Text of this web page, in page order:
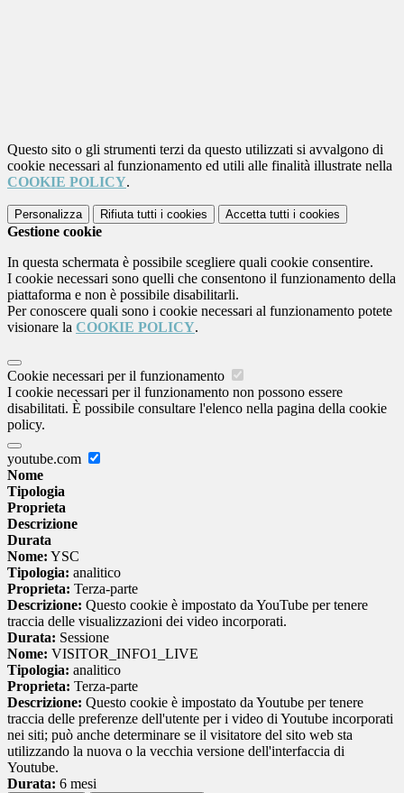
Questo sito o gli strumenti terzi da questo utilizzati si avvalgono di
cookie necessari al funzionamento ed utili alle finalità illustrate nella
COOKIE POLICY.
Personalizza Rifiuta tutti i cookies Accetta tutti i cookies
Gestione cookie
In questa schermata è possibile scegliere quali cookie consentire.
I cookie necessari sono quelli che consentono il funzionamento della
piattaforma e non è possibile disabilitarli.
Per conoscere quali sono i cookie necessari al funzionamento potete
visionare la COOKIE POLICY.
Cookie necessari per il funzionamento
I cookie necessari per il funzionamento non possono essere
disabilitati. È possibile consultare l'elenco nella pagina della cookie
policy.
youtube.com
Nome
Tipologia
Proprieta
Descrizione
Durata
Nome: YSC
Tipologia: analitico
Proprieta: Terza-parte
Descrizione: Questo cookie è impostato da YouTube per tenere
traccia delle visualizzazioni dei video incorporati.
Durata: Sessione
Nome: VISITOR_INFO1_LIVE
Tipologia: analitico
Proprieta: Terza-parte
Descrizione: Questo cookie è impostato da Youtube per tenere
traccia delle preferenze dell'utente per i video di Youtube incorporati
nei siti; può anche determinare se il visitatore del sito web sta
utilizzando la nuova o la vecchia versione dell'interfaccia di
Youtube.
Durata: 6 mesi